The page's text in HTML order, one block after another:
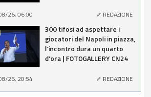
26, 06:00 REDAZIONE
300 tifosi ad aspettare i
giocatori del Napoli in piazza,
l'incontro dura un quarto
d'ora | FOTOGALLERY CN24
26, 20:54 REDAZIONE